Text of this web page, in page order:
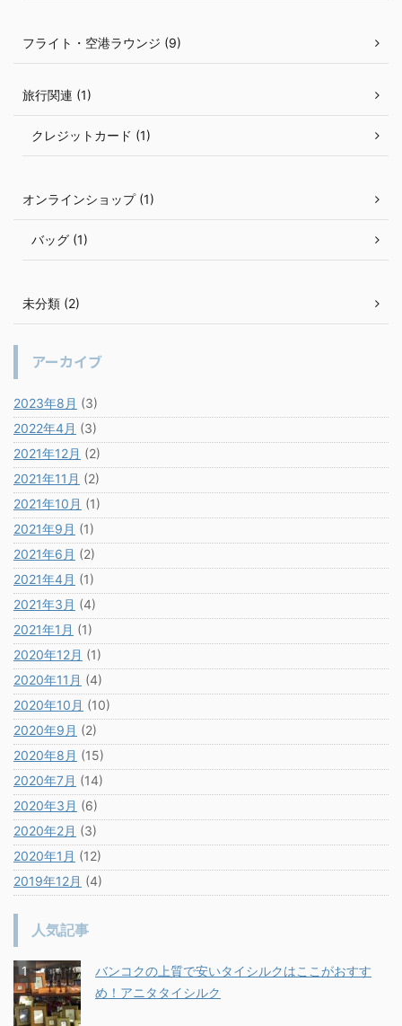
フライト・空港ラウンジ (9)
旅行関連 (1)
クレジットカード (1)
オンラインショップ (1)
バッグ (1)
未分類 (2)
アーカイブ
2023年8月 (3)
2022年4月 (3)
2021年12月 (2)
2021年11月 (2)
2021年10月 (1)
2021年9月 (1)
2021年6月 (2)
2021年4月 (1)
2021年3月 (4)
2021年1月 (1)
2020年12月 (1)
2020年11月 (4)
2020年10月 (10)
2020年9月 (2)
2020年8月 (15)
2020年7月 (14)
2020年3月 (6)
2020年2月 (3)
2020年1月 (12)
2019年12月 (4)
人気記事
バンコクの上質で安いタイシルクはここがおすす
め！アニタタイシルク